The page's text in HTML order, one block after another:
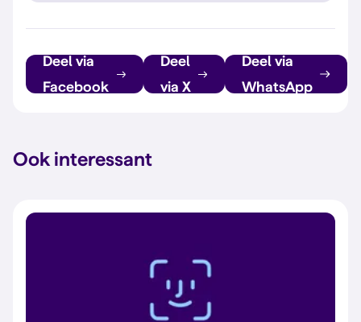
Deel via
Facebook
Deel
via X
Deel via
WhatsApp
Ook interessant